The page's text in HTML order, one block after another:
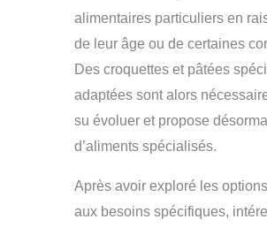
alimentaires particuliers en
de leur âge ou de certaines
Des croquettes et pâtées
adaptées sont alors
su évoluer et propose
d’aliments spécialisés.
Après avoir exploré les
aux besoins spécifiques,